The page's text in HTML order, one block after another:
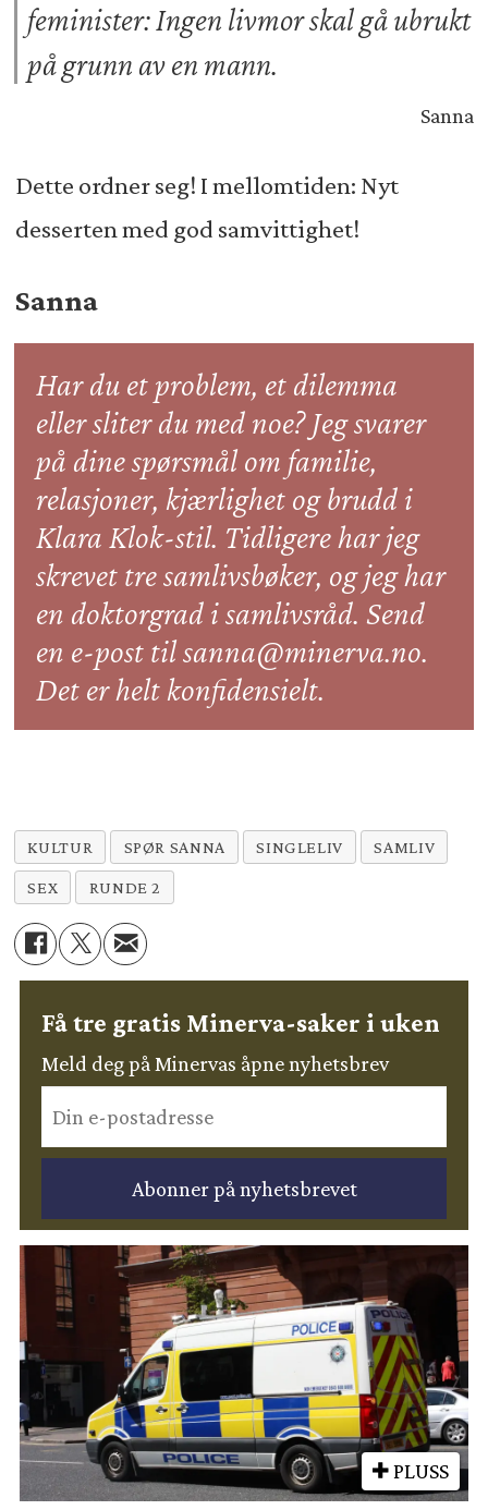
feminister: Ingen livmor skal gå ubrukt
på grunn av en mann.
Sanna
Dette ordner seg! I mellomtiden: Nyt
desserten med god samvittighet!
Sanna
Har du et problem, et dilemma
eller sliter du med noe? Jeg svarer
på dine spørsmål om familie,
relasjoner, kjærlighet og brudd i
Klara Klok-stil. Tidligere har jeg
skrevet tre samlivsbøker, og jeg har
en doktorgrad i samlivsråd. Send
en e-post til sanna@minerva.no.
Det er helt konfidensielt.
KULTUR SPØR SANNA SINGLELIV SAMLIV
SEX RUNDE 2
Få tre gratis Minerva-saker i uken
Meld deg på Minervas åpne nyhetsbrev
PLUSS